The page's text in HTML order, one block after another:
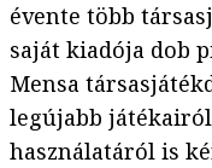
évente több
saját kiadója dob
Mensa
legújabb
használatáról is